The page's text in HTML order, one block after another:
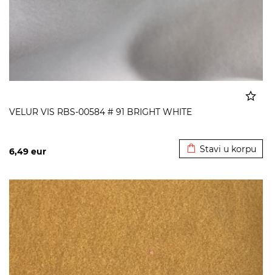
VELUR VIS RBS-00584 # 91 BRIGHT WHITE
6,49 eur Stavi u korpu